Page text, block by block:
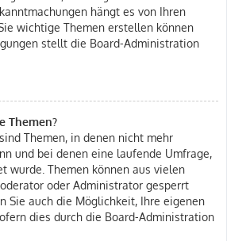
hängt es von Ihren
wichtige Themen erstellen können
stellt die Board-Administration
Themen?
Themen, in denen nicht mehr
und bei denen eine laufende Umfrage,
wurde. Themen können aus vielen
oder Administrator gesperrt
Sie auch die Möglichkeit, Ihre eigenen
dies durch die Board-Administration